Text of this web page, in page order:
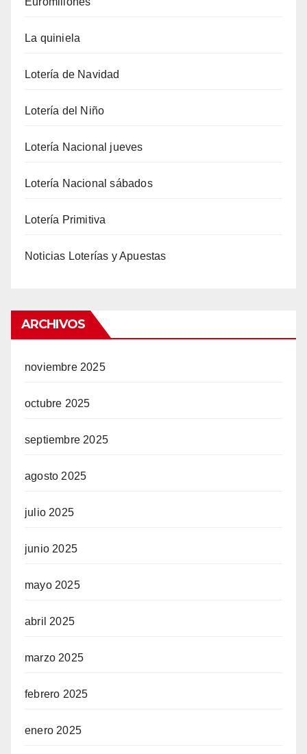
La quiniela
Lotería de Navidad
Lotería del Niño
Lotería Nacional jueves
Lotería Nacional sábados
Lotería Primitiva
Noticias Loterías y Apuestas
ARCHIVOS
noviembre 2025
octubre 2025
septiembre 2025
agosto 2025
julio 2025
junio 2025
mayo 2025
abril 2025
marzo 2025
febrero 2025
enero 2025